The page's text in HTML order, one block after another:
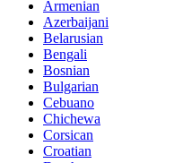
Armenian
Azerbaijani
Belarusian
Bengali
Bosnian
Bulgarian
Cebuano
Chichewa
Corsican
Croatian